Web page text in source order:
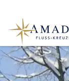
Alle Monate